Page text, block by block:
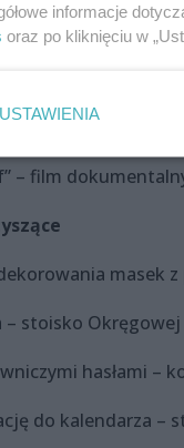
Szot, Zygmunt
sztuki. Jak
– film
masek
– stoisko
hasłami –
do kalendarza –
informacje
oraz po kliknięciu w
USTAWIENIA